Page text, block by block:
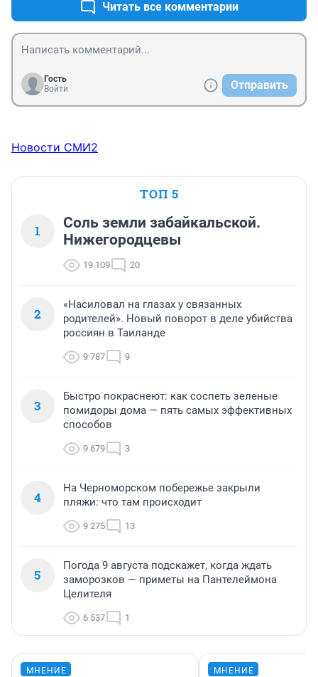
Читать все комментарии
Гость
Войти
Отправить
Новости СМИ2
ТОП 5
1
Соль земли забайкальской.
Нижегородцевы
19 109 20
2
«Насиловал на глазах у связанных
родителей». Новый поворот в деле убийства
россиян в Таиланде
9 787 9
3
Быстро покраснеют: как соспеть зеленые
помидоры дома — пять самых эффективных
способов
9 679 3
4
На Черноморском побережье закрыли
пляжи: что там происходит
9 275 13
5
Погода 9 августа подскажет, когда ждать
заморозков — приметы на Пантелеймона
Целителя
6 537 1
МНЕНИЕ МНЕНИЕ